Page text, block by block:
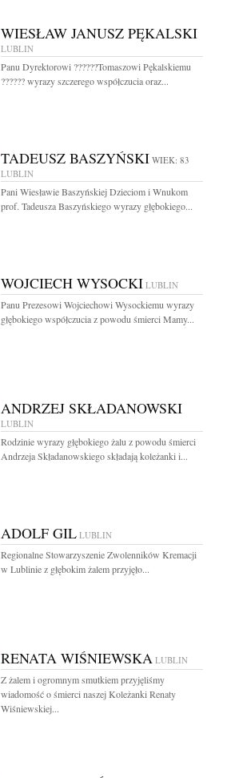
WIESŁAW JANUSZ PĘKALSKI
LUBLIN
Panu Dyrektorowi ??????Tomaszowi Pękalskiemu
?????? wyrazy szczerego współczucia oraz...
TADEUSZ BASZYŃSKI WIEK: 83
LUBLIN
Pani Wiesławie Baszyńskiej Dzieciom i Wnukom
prof. Tadeusza Baszyńskiego wyrazy głębokiego...
WOJCIECH WYSOCKI LUBLIN
Panu Prezesowi Wojciechowi Wysockiemu wyrazy
głębokiego współczucia z powodu śmierci Mamy...
ANDRZEJ SKŁADANOWSKI
LUBLIN
Rodzinie wyrazy głębokiego żalu z powodu śmierci
Andrzeja Składanowskiego składają koleżanki i...
ADOLF GIL LUBLIN
Regionalne Stowarzyszenie Zwolenników Kremacji
w Lublinie z głębokim żalem przyjęło...
RENATA WIŚNIEWSKA LUBLIN
Z żalem i ogromnym smutkiem przyjęliśmy
wiadomość o śmierci naszej Koleżanki Renaty
Wiśniewskiej...